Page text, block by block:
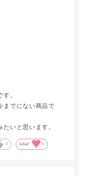
。
までにない商品で
いと思います。
0 Like! 0